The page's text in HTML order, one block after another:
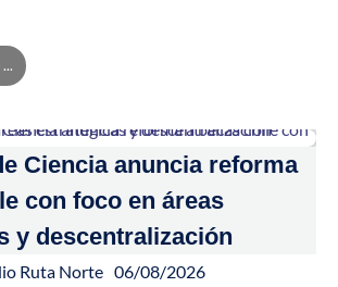
Ciencia anuncia reforma
con foco en áreas
y descentralización
Ruta Norte 06/08/2026